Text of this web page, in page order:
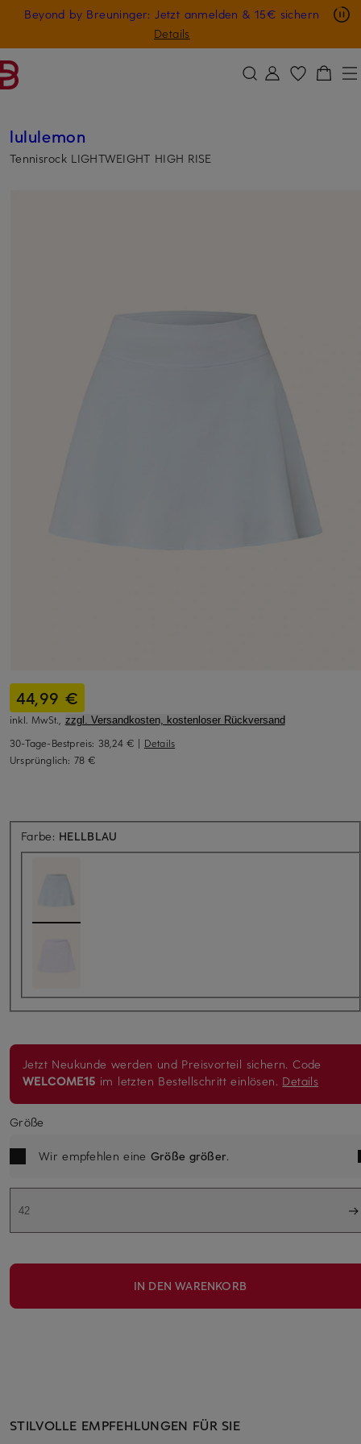
ZUM HAUPTINHALT ÜBERSPRINGEN
Beyond by Breuninger: Jetzt anmelden & 15€ sichern
Details
Nur in der App: -10 € auf digitale Geschenkkarten
GESCHENK20
lululemon
Tennisrock LIGHTWEIGHT HIGH RISE
44,99 €
inkl. MwSt., zzgl. Versandkosten, kostenloser Rückversand
30-Tage-Bestpreis: 38,24 € | Details
Ursprünglich: 78 €
Farbe: HELLBLAU
Jetzt Neukunde werden und Preisvorteil sichern. Code
WELCOME15 im letzten Bestellschritt einlösen. Details
Größe
Wir empfehlen eine Größe größer.
42
IN DEN WARENKORB
STILVOLLE EMPFEHLUNGEN FÜR SIE